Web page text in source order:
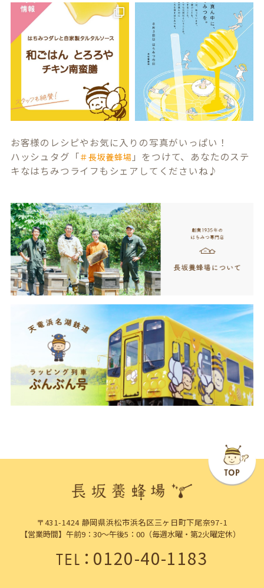
お客様のレシピやお気に入りの写真がいっぱい！
ハッシュタグ「＃長坂養蜂場 」をつけて、あなたのステ
キなはちみつライフもシェアしてくださいね♪
〒431-1424 静岡県浜松市浜名区三ヶ日町下尾奈97-1
【営業時間】午前9：30～午後5：00（毎週水曜・第2火曜定休）
TEL：0120-40-1183